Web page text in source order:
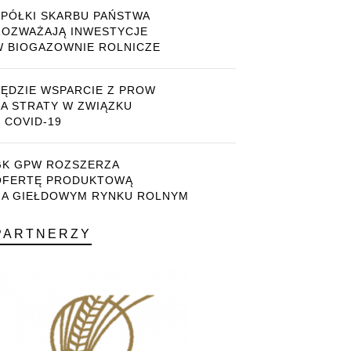
SKARBU PAŃSTWA
INWESTYCJE
BIOGAZOWNIE ROLNICZE
WSPARCIE Z PROW
STRATY W ZWIĄZKU
COVID-19
GPW ROZSZERZA
PRODUKTOWĄ
GIEŁDOWYM RYNKU ROLNYM